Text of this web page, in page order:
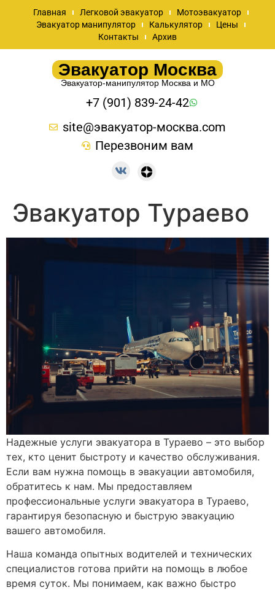
Главная Легковой эвакуатор
Мотоэвакуатор
Эвакуатор манипулятор
Калькулятор
Цены
Контакты
Архив
Эвакуатор Москва
Эвакуатор-манипулятор Москва и МО
+7 (901) 839-24-42
site@эвакуатор-москва.com
Перезвоним вам
Эвакуатор Тураево
Надежные услуги эвакуатора в Тураево – это выбор
тех, кто ценит быстроту и качество обслуживания.
Если вам нужна помощь в эвакуации автомобиля,
обратитесь к нам. Мы предоставляем
профессиональные услуги эвакуатора в Тураево,
гарантируя безопасную и быструю эвакуацию
вашего автомобиля.
Наша команда опытных водителей и технических
специалистов готова прийти на помощь в любое
время суток. Мы понимаем, как важно быстро